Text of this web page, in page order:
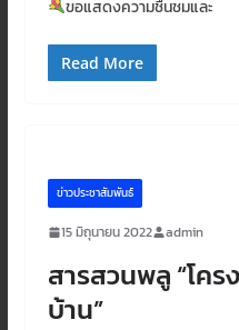
ขอแสดงความชื่นชมและ
Read More
ข่าวประชาสัมพันธ์
15 มิถุนายน 2022 admin
สารสวนพลู “โค
บ้าน”